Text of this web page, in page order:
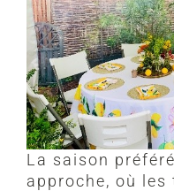
La saison
approche, où